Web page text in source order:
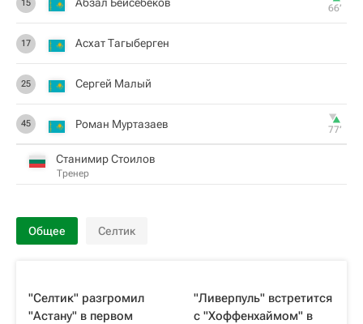
15 66‎’‎
17 Асхат Тагыберген
25 Сергей Малый
45 Роман Муртазаев 77‎’‎
Станимир Стоилов
Тренер
Общее Селтик
"Селтик" разгромил
"Астану" в первом
"Ливерпуль" встретится
с "Хоффенхаймом" в